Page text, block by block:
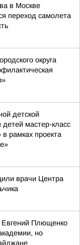
в Москве
переход самолета
округа
детской
мастер-класс
рамках проекта
врачи Центра
Евгений Плющенко
но